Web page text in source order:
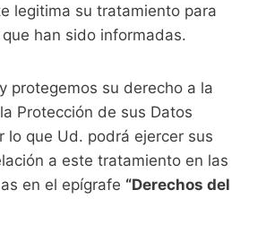
legitima su tratamiento para
han sido informadas.
protegemos su derecho a la
Protección de sus Datos
lo que Ud. podrá ejercer sus
a este tratamiento en las
en el epígrafe “Derechos del